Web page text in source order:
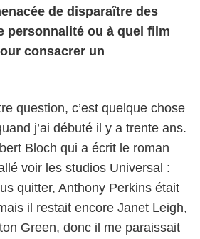
de disparaître des
personnalité ou à quel film
consacrer un
question, c’est quelque chose
j’ai débuté il y a trente ans.
Bloch qui a écrit le roman
voir les studios Universal :
quitter, Anthony Perkins était
il restait encore Janet Leigh,
Green, donc il me paraissait